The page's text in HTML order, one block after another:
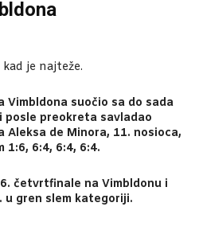
kad je najteže.
Vimbldona suočio sa do sada
posle preokreta savladao
de Minora, 11. nosioca,
1:6, 6:4, 6:4, 6:4.
četvrtfinale na Vimbldonu i
u gren slem kategoriji.